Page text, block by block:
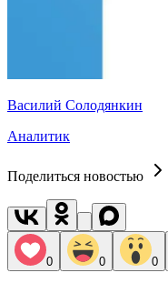
Василий Солодянкин
Аналитик
Поделиться новостью
0 0 0